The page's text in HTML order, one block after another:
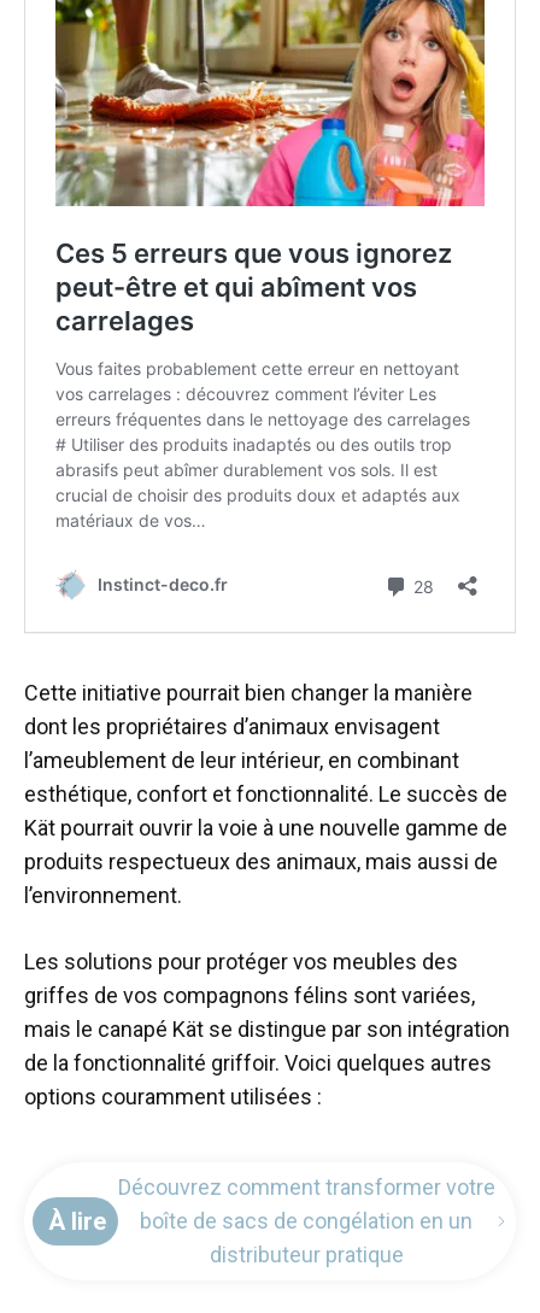
Cette initiative pourrait bien changer la manière
dont les propriétaires d’animaux envisagent
l’ameublement de leur intérieur, en combinant
esthétique, confort et fonctionnalité. Le succès de
Kät pourrait ouvrir la voie à une nouvelle gamme de
produits respectueux des animaux, mais aussi de
l’environnement.
Les solutions pour protéger vos meubles des
griffes de vos compagnons félins sont variées,
mais le canapé Kät se distingue par son intégration
de la fonctionnalité griffoir. Voici quelques autres
options couramment utilisées :
À lire
Découvrez comment transformer votre
boîte de sacs de congélation en un
distributeur pratique